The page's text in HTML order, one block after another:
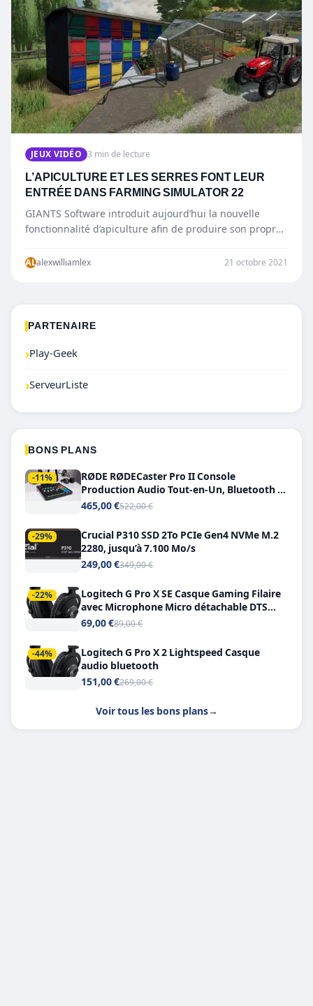
JEUX VIDÉO 3 min de lecture
L’APICULTURE ET LES SERRES FONT LEUR
ENTRÉE DANS FARMING SIMULATOR 22
GIANTS Software introduit aujourd’hui la nouvelle
fonctionnalité d’apiculture afin de produire son propre
ALalexwilliamlex 21 octobre 2021
PARTENAIRE
›Play-Geek
›ServeurListe
BONS PLANS
-11%
RØDE RØDECaster Pro II Console
Production Audio Tout-en-Un, Bluetooth et
Double USB-C
465,00 €522,00 €
-29%
Crucial P310 SSD 2To PCIe Gen4 NVMe M.2
2280, jusqu’à 7.100 Mo/s
249,00 €349,00 €
-22%
Logitech G Pro X SE Casque Gaming Filaire
avec Microphone Micro détachable DTS
Headphone X 7.1
69,00 €89,00 €
-44%
Logitech G Pro X 2 Lightspeed Casque
audio bluetooth
151,00 €269,00 €
Voir tous les bons plans→